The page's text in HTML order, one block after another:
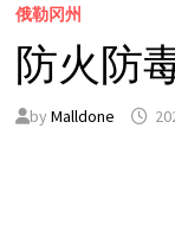
俄勒冈州
防火防
by Malldone